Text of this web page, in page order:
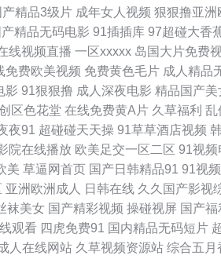
观看免费大全 一本道无码一874 91白丝国产 91
线视频网站 白虎自慰 国产第11页 狼人色航 欧
电影理论在线 国产在线看片 酒店对白国产 欧
在线 电视剧在线免费观看 黄色仓库在线影院 欧
释放在线看网站 婷婷www狼人 天天瑟 一区一
线观看国产自拍 91免费在线观看资源站 肏屄
啦啦视频在线观看 三级久久久久久 2025AV天
产精品3级片 成年女人视频 狠狠撸亚洲
产精品无码电影 91插插库 97超碰大香
线视频直播 一区xxxxx 岛国大片免费
免费欧美视频 免费黄色毛片 成人精品
影 91狠狠撸 成人深夜电影 精品国产美
区色花堂 在线免费黄A片 久草福利 乱
夜91 超碰碰天天操 91草草酒店视频
院在线播放 欧美足交一区二区 91视频
美 草逼网首页 国产日韩精品91 91视
亚洲欧洲成人 日韩在线 久久国产影视
袜美女 国产精彩视频 操碰视屏 国产
观看 四虎免费91 国内精品无码短片
人在线网站 久草视频资源站 综合五月